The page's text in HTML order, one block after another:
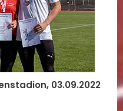
03.09.2022